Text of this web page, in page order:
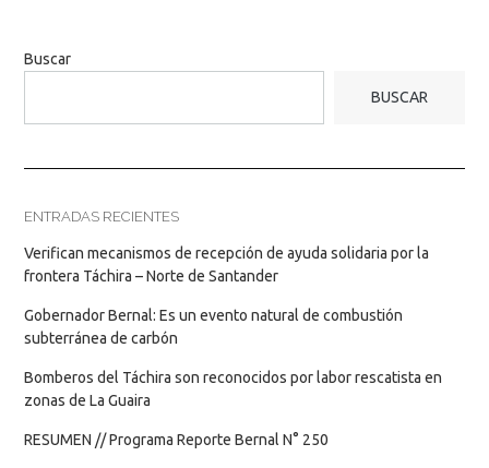
Buscar
BUSCAR
ENTRADAS RECIENTES
Verifican mecanismos de recepción de ayuda solidaria por la
frontera Táchira – Norte de Santander
Gobernador Bernal: Es un evento natural de combustión
subterránea de carbón
Bomberos del Táchira son reconocidos por labor rescatista en
zonas de La Guaira
RESUMEN // Programa Reporte Bernal N° 250